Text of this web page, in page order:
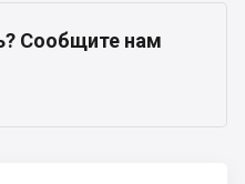
Сообщите нам